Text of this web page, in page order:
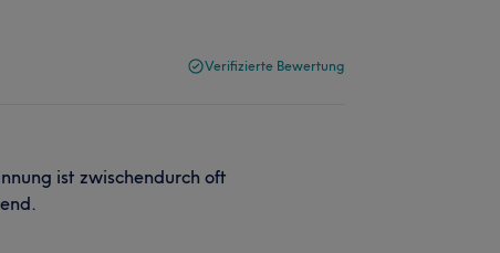
Verifizierte Bewertung
ist zwischendurch oft